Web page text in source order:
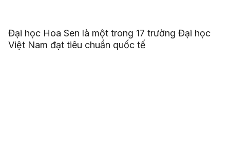
Đại học Hoa Sen là một trong 17 trường Đại học
Việt Nam đạt tiêu chuẩn quốc tế